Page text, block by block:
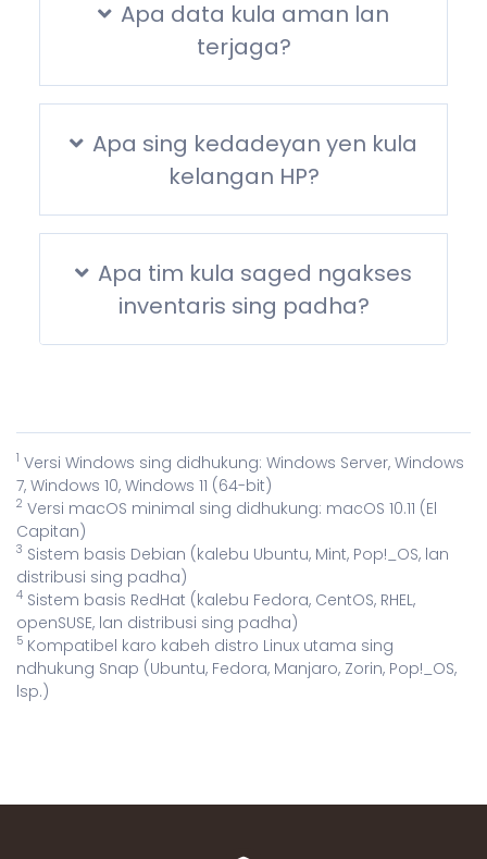
Apa data kula aman lan
terjaga?
Apa sing kedadeyan yen kula
kelangan HP?
Apa tim kula saged ngakses
inventaris sing padha?
1 Versi Windows sing didhukung: Windows Server, Windows
7, Windows 10, Windows 11 (64-bit)
2 Versi macOS minimal sing didhukung: macOS 10.11 (El
Capitan)
3 Sistem basis Debian (kalebu Ubuntu, Mint, Pop!_OS, lan
distribusi sing padha)
4 Sistem basis RedHat (kalebu Fedora, CentOS, RHEL,
openSUSE, lan distribusi sing padha)
5 Kompatibel karo kabeh distro Linux utama sing
ndhukung Snap (Ubuntu, Fedora, Manjaro, Zorin, Pop!_OS,
lsp.)